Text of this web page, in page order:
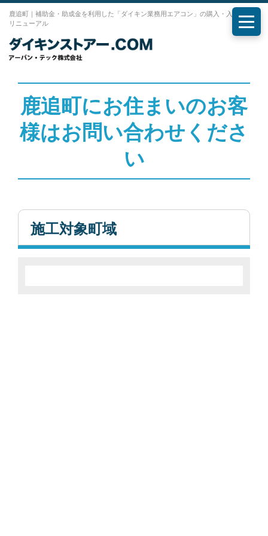
鹿追町｜補助金・助成金を利用した「ダイキン業務用エアコン」の購入・入れ替え・
リニューアル
メニ
鹿追町にお住まいのお客
様はお問い合わせくださ
い
施工対象町域